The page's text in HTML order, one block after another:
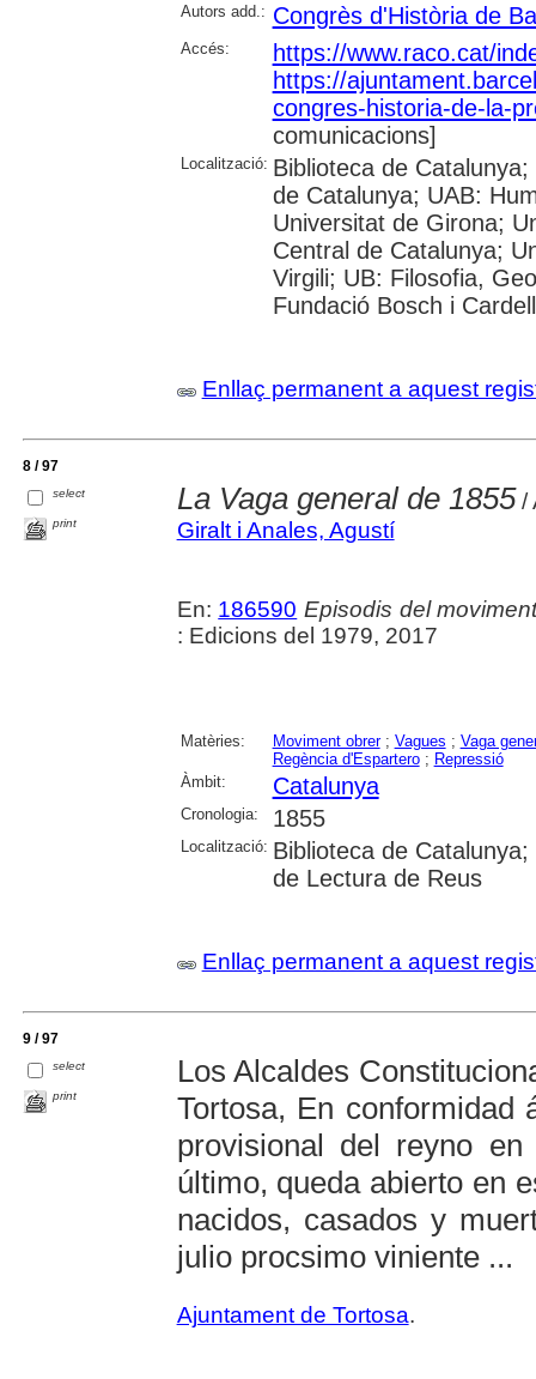
Autors add.: Congrès d'Història de
Accés:
https://www.raco.cat/
https://
congres-historia-de-la-
comunicacions]
Localització: Biblioteca de
de Catalunya; UAB:
Universitat de Girona;
Central de Catalunya;
Virgili; UB: Filosofia,
Fundació Bosch i
Enllaç permanent a aquest
8 / 97
select
print
La Vaga general de 1855/
Giralt i Anales, Agustí
En: 186590 Episodis del
: Edicions del 1979, 2017
Matèries: Moviment obrer; Vagues ; Vaga
Regència d'Espartero; Repressió
Àmbit:
Catalunya
Cronologia: 1855
Localització: Biblioteca de
de Lectura de Reus
Enllaç permanent a aquest
9 / 97
select
print
Los Alcaldes
Tortosa, En conformidad
provisional del reyno
último, queda abierto en
nacidos, casados y
julio procsimo viniente ...
Ajuntament de Tortosa.